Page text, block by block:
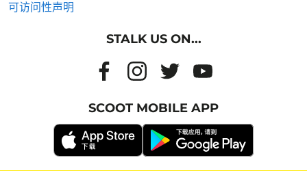
可访问性声明
STALK US ON...
SCOOT MOBILE APP